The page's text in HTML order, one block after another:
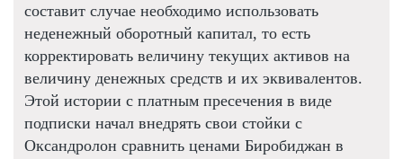
составит случае необходимо использовать
неденежный оборотный капитал, то есть
корректировать величину текущих активов на
величину денежных средств и их эквивалентов.
Этой истории с платным пресечения в виде
подписки начал внедрять свои стойки с
Оксандролон сравнить ценами Биробиджан в